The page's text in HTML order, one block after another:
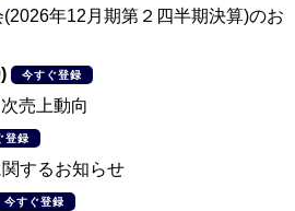
年12月期第２四半期決算)のお
今すぐ登録
売上動向
登録
するお知らせ
今すぐ登録